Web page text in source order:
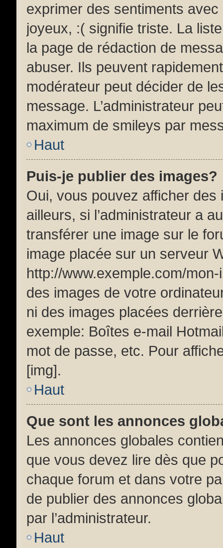
exprimer des sentiments
joyeux, :( signifie triste. La
la page de rédaction de
abuser. Ils peuvent
modérateur peut décider de
message. L’administrateur
maximum de smileys par
Haut
Puis-je publier des images?
Oui, vous pouvez afficher
ailleurs, si l’administrateur a
transférer une image sur le
image placée sur un serveur
http://www.exemple.com/
des images de votre
ni des images placées
exemple: Boîtes e-mail
mot de passe, etc. Pour
[img].
Haut
Que sont les annonces
Les annonces globales
que vous devez lire dès que
chaque forum et dans votre
de publier des annonces
par l’administrateur.
Haut